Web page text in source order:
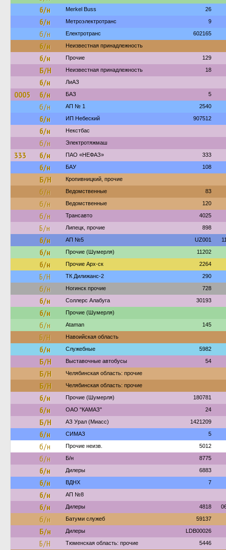
б/н
Merkel Buss 26
б/н Метроэлектротранс 9
б/н Електротранс 602165
б/н Неизвестная принадлежность
б/н Прочие 129
Б/Н Неизвестная принадлежность 18
б/н ЛиАЗ
0005 б/н БАЗ 5
б/н АП № 1 2540
б/н ИП Небеский 907512
б/н Некстбас
б/н Электротяжмаш
333 б/н ПАО «НЕФАЗ» 333
б/н БАУ 108
Б/Н Кропивницкий, прочие
б/н Ведомственные 83
б/н Ведомственные 120
б/н Трансавто 4025
Б/н Липецк, прочие 898
б/н АП №5 UZ001
б/н Прочие (Шумерля) 11202
б/н Прочие Арх-ск 2264
Б/Н ТК Дилижанс-2 290
б/н Ногинск прочие 728
б/н Соллерс Алабуга 30193
б/н Прочие (Шумерля)
б/н Ataman 145
Б/Н Навоийская область
б/н Служебные 5982
Б/Н Выставочные автобусы 54
Б/Н Челябинская область: прочие
Б/Н Челябинская область: прочие
б/н Прочие (Шумерля) 180781
б/н ОАО "КАМАЗ" 24
Б/Н АЗ Урал (Миасс) 1421209
б/н СИМАЗ 5
б/н Прочие неизв. 5012
б/н Б/н 8775
б/н Дилеры 6883
б/н ВДНХ 7
б/н АП №8
б/н Дилеры 4818
б/н Батуми служеб 59137
Б/н Дилеры LDB00026
Б/Н Тюменская область: прочие 5446